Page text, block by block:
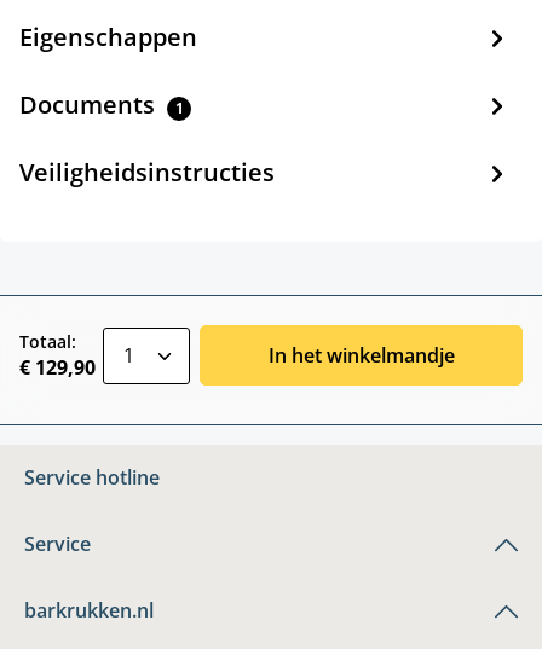
Eigenschappen
Documents 1
Veiligheidsinstructies
Totaal:
€ 129,90 In het winkelmandje
Service hotline
Service
barkrukken.nl